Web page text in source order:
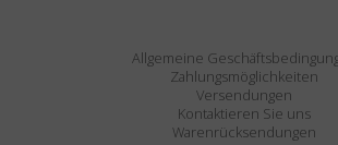
Allgemeine
Zahlungsmöglichkeiten
Versendungen
Kontaktieren Sie uns
Warenrücksendungen